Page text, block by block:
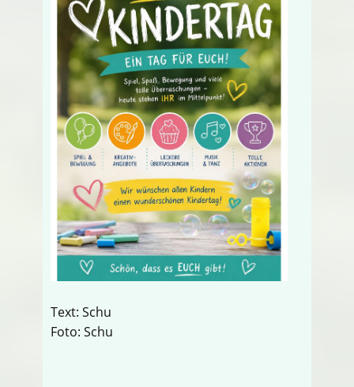
Text: Schu
Foto: Schu